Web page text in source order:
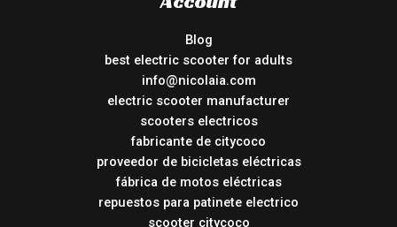
Blog
best electric scooter for adults
info@nicolaia.com
electric scooter manufacturer
scooters electricos
fabricante de citycoco
proveedor de bicicletas eléctricas
fábrica de motos eléctricas
repuestos para patinete electrico
scooter citycoco